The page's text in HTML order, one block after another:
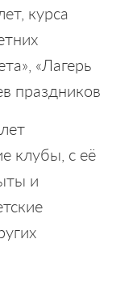
курса
«Лагерь
праздников
клубы, с её
и